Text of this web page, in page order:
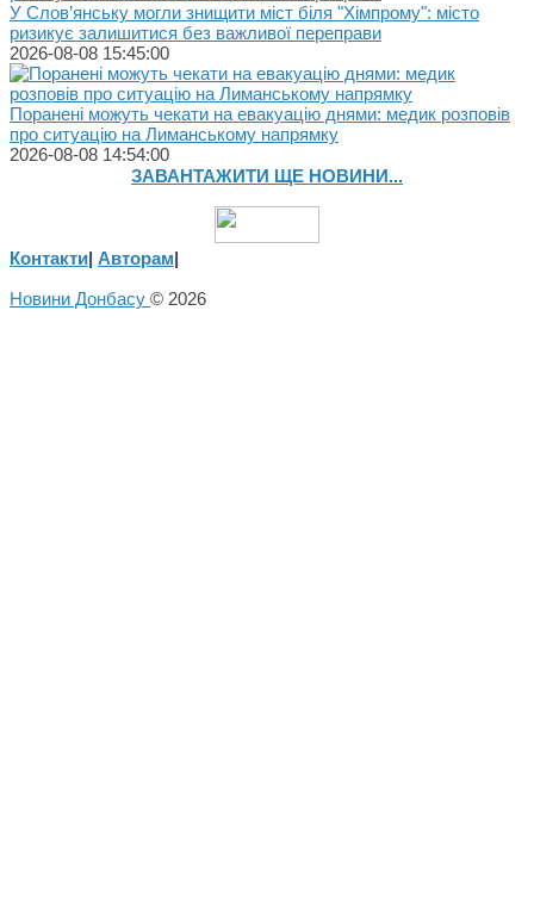
У Слов’янську могли знищити міст біля "Хімпрому": місто
ризикує залишитися без важливої переправи
2026-08-08 15:45:00
Поранені можуть чекати на евакуацію днями: медик розповів
про ситуацію на Лиманському напрямку
2026-08-08 14:54:00
ЗАВАНТАЖИТИ ЩЕ НОВИНИ...
Контакти| Авторам|
Новини Донбасу © 2026